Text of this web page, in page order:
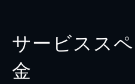
サービスス
金